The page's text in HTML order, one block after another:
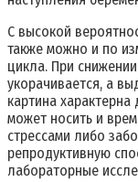
С высокой
также можно и по
цикла. При
укорачивается, а
картина
может носить и
стрессами либо
репродуктивную
лабораторные